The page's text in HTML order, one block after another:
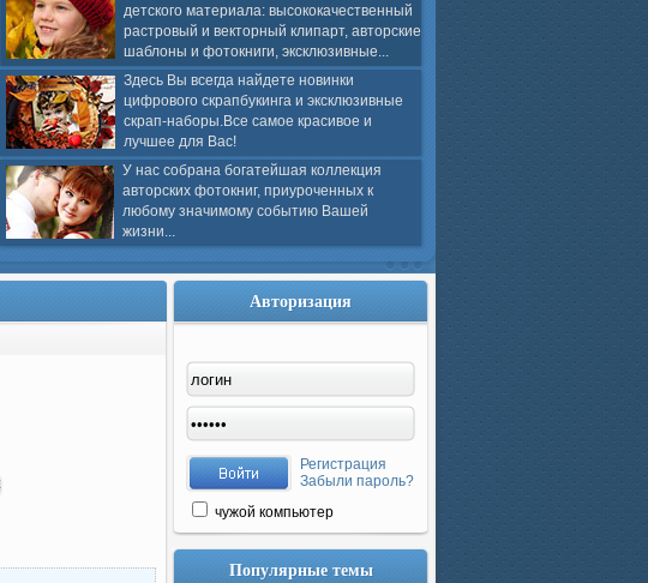
детского материала: высококачественный
растровый и векторный клипарт, авторские
шаблоны и фотокниги, эксклюзивные...
Здесь Вы всегда найдете новинки
цифрового скрапбукинга и эксклюзивные
скрап-наборы.Все самое красивое и
лучшее для Вас!
У нас собрана богатейшая коллекция
авторских фотокниг, приуроченных к
любому значимому событию Вашей
жизни...
Авторизация
Регистрация
Забыли пароль?
чужой компьютер
Популярные темы